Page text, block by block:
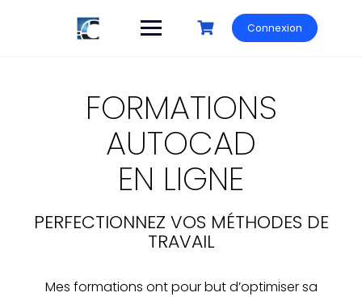
Connexion
FORMATIONS
AUTOCAD
EN LIGNE
PERFECTIONNEZ VOS MÉTHODES DE
TRAVAIL
Mes formations ont pour but d’optimiser sa